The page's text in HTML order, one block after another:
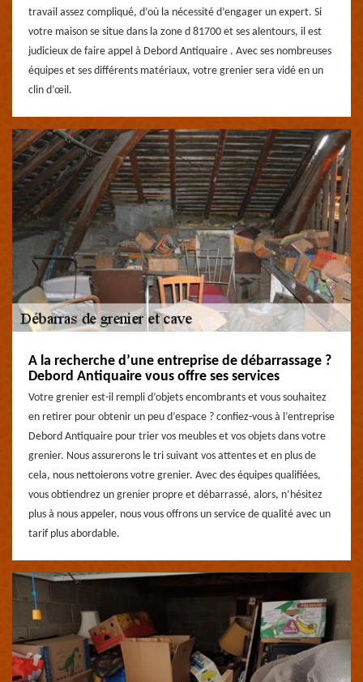
travail assez compliqué, d’où la nécessité d’engager un expert. Si
votre maison se situe dans la zone d 81700 et ses alentours, il est
judicieux de faire appel à Debord Antiquaire . Avec ses nombreuses
équipes et ses différents matériaux, votre grenier sera vidé en un
clin d’œil.
A la recherche d’une entreprise de débarrassage ?
Debord Antiquaire vous offre ses services
Votre grenier est-il rempli d’objets encombrants et vous souhaitez
en retirer pour obtenir un peu d’espace ? confiez-vous à l’entreprise
Debord Antiquaire pour trier vos meubles et vos objets dans votre
grenier. Nous assurerons le tri suivant vos attentes et en plus de
cela, nous nettoierons votre grenier. Avec des équipes qualifiées,
vous obtiendrez un grenier propre et débarrassé, alors, n’hésitez
plus à nous appeler, nous vous offrons un service de qualité avec un
tarif plus abordable.